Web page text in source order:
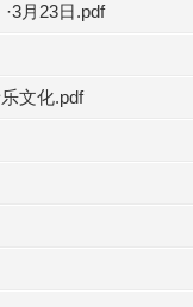
月23日.pdf
文化.pdf